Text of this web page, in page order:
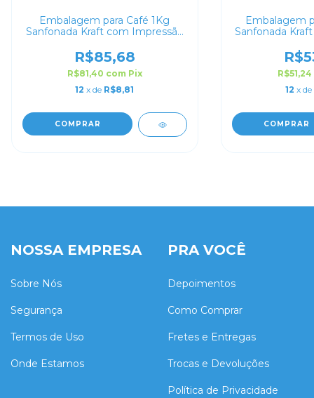
Embalagem para Café 1Kg
Sanfonada Kraft com Impressão
R$85,68
R$81,40 com Pix
12 x de R$8,81
COMPRAR
Embalagem
Sanfonada
R$51,24
12 x de
COMPRAR
NOSSA EMPRESA
Sobre Nós
Segurança
Termos de Uso
Onde Estamos
PRA VOCÊ
Depoimentos
Como Comprar
Fretes e Entregas
Trocas e Devoluções
Política de Privacidade